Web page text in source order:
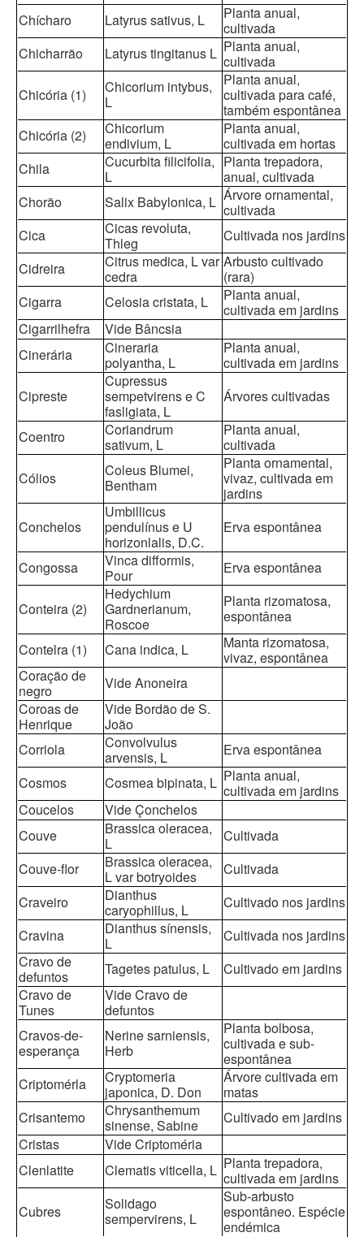
Chícharo
Latyrus sativus, L
Planta anual,
cultivada
Chicharrão
Latyrus tingitanus L Planta anual,
cultivada
Chicória (1)
Chicorium intybus,
L
Planta anual,
cultivada para café,
também espontânea
Chicória (2)
Chicorium
endivium, L
Planta anual,
cultivada em hortas
Chila
Cucurbita filicifolia,
L
Planta trepadora,
anual, cultivada
Chorão
Salix Babylonica, L Árvore ornamental,
cultivada
Cica
Cicas revoluta,
Thleg
Cultivada nos jardins
Cidreira
Citrus medica, L var
cedra
Arbusto cultivado
(rara)
Cigarra
Celosia cristata, L
Planta anual,
cultivada em jardins
Cigarrilhefra
Vide Bâncsia
Cinerária
Cineraria
polyantha, L
Planta anual,
cultivada em jardins
Cipreste
Cupressus
sempetvirens e C
fasligiata, L
Árvores cultivadas
Coentro
Coriandrum
sativum, L
Planta anual,
cultivada
Cólios
Coleus Blumei,
Bentham
Planta ornamental,
vivaz, cultivada em
jardins
Conchelos
Umbillicus
pendulínus e U
horizonlalis, D.C.
Erva espontânea
Congossa
Vinca difformis,
Pour
Erva espontânea
Conteira (2)
Hedychium
Gardnerianum,
Roscoe
Planta rizomatosa,
espontânea
Contelra (1)
Cana indica, L
Manta rizomatosa,
vivaz, espontânea
Coração de
negro
Vide Anoneira
Coroas de
Henrique
Vide Bordão de S.
João
Corriola
Convolvulus
arvensis, L
Erva espontânea
Cosmos
Cosmea bipinata, L Planta anual,
cultivada em jardins
Coucelos
Vide Çonchelos
Couve
Brassica oleracea,
L
Cultivada
Couve-flor
Brassica oleracea,
L var botryoides
Cultivada
Craveiro
Dianthus
caryophillus, L
Cultivado nos jardins
Cravina
Dianthus sínensis,
L
Cultivada nos jardins
Cravo de
defuntos
Tagetes patulus, L
Cultivado em jardins
Cravo de
Tunes
Vide Cravo de
defuntos
Cravos-de-
esperança
Nerine sarniensis,
Herb
Planta bolbosa,
cultivada e sub-
espontânea
Criptomérla
Cryptomeria
japonica, D. Don
Árvore cultivada em
matas
Crisantemo
Chrysanthemum
sinense, Sabine
Cultivado em jardins
Cristas
Vide Criptoméria
Clenlatite
Clematis viticella, L Planta trepadora,
cultivada em jardins
Cubres
Solidago
sempervirens, L
Sub-arbusto
espontâneo. Espécie
endémica